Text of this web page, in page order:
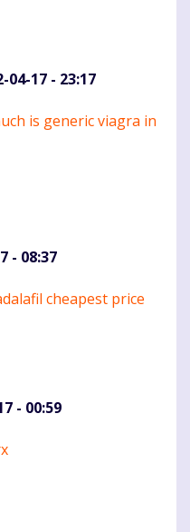
04-17 - 23:17
is generic viagra in
- 08:37
cheapest price
- 00:59